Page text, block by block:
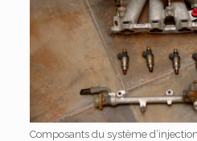
Composants du système